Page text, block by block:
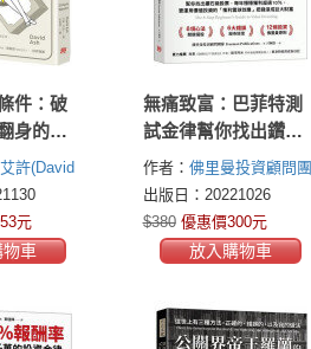
件：破
身的真
6條原則
許(David
元
物車
無痛致富：巴菲特測
試金律幫你找出鑽石
級股票，每年穩穩獲
利超過10％，更運用
價值投資的「複利雪
球效應」把錢滾成巨
大財富
作者： 佛里曼投資顧問團
隊(Freeman Publications)
出版日：20221026
$380 優惠價300元
放入購物車